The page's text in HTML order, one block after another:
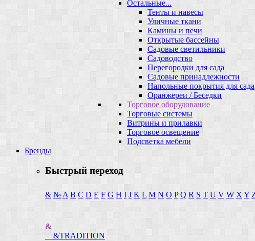
Остальные...
Тенты и навесы
Уличные ткани
Камины и печи
Открытые бассейны
Садовые светильники
Садоводство
Перегородки для сада
Садовые принадлежности
Напольные покрытия для сада
Оранжереи / Беседки
Торговое оборудование
Торговые системы
Витрины и прилавки
Торговое освещение
Подсветка мебели
Бренды
Быстрый переход
& № A B C D E F G H I J K L M N O P Q R S T U V W X Y
&
&TRADITION